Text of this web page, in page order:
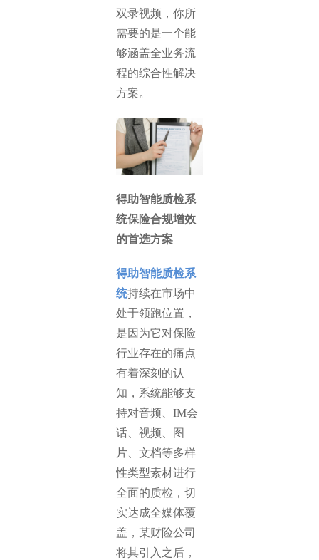
双录视频，你所
需要的是一个能
够涵盖全业务流
程的综合性解决
方案。
得助智能质检系
统保险合规增效
的首选方案
得助智能质检系
统持续在市场中
处于领跑位置，
是因为它对保险
行业存在的痛点
有着深刻的认
知，系统能够支
持对音频、IM会
话、视频、图
片、文档等多样
性类型素材进行
全面的质检，切
实达成全媒体覆
盖，某财险公司
将其引入之后，